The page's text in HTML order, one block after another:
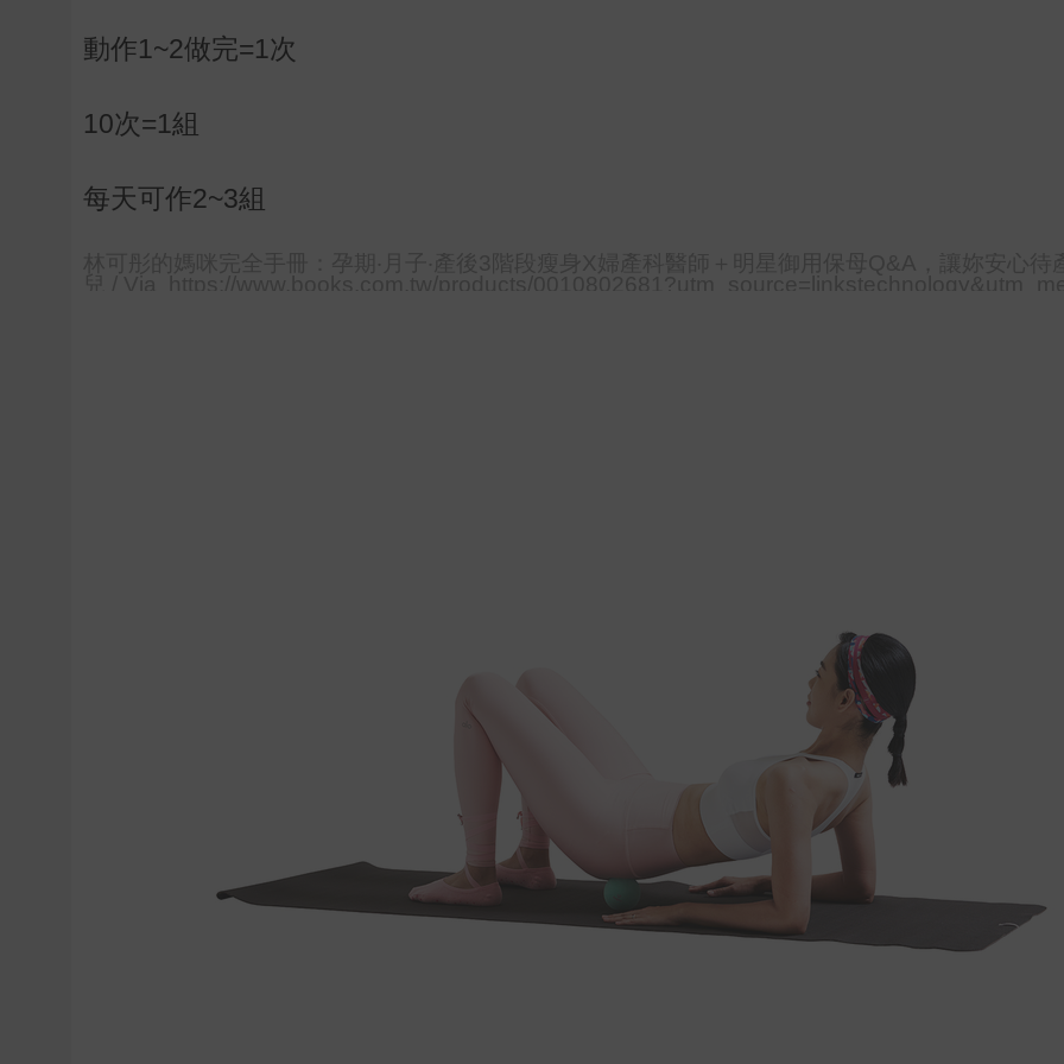
動作1~2做完=1次
10次=1組
每天可作2~3組